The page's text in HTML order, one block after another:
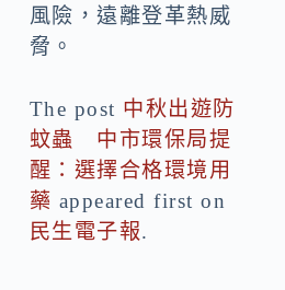
風險，遠離登革熱威
脅。
The post 中秋出遊防
蚊蟲 中市環保局提
醒：選擇合格環境用
藥 appeared first on
民生電子報.